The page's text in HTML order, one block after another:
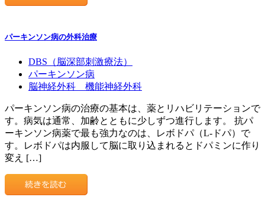
パーキンソン病の外科治療
DBS（脳深部刺激療法）
パーキンソン病
脳神経外科 機能神経外科
パーキンソン病の治療の基本は、薬とリハビリテーションで
す。病気は通常、加齢とともに少しずつ進行します。 抗パ
ーキンソン病薬で最も強力なのは、レボドパ（L-ドパ）で
す。レボドパは内服して脳に取り込まれるとドパミンに作り
変え […]